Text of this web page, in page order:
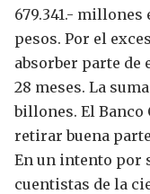
679.341.- millones
pesos. Por el
absorber parte de
28 meses. La
billones. El Banco
retirar buena
En un intento por
cuentistas de la